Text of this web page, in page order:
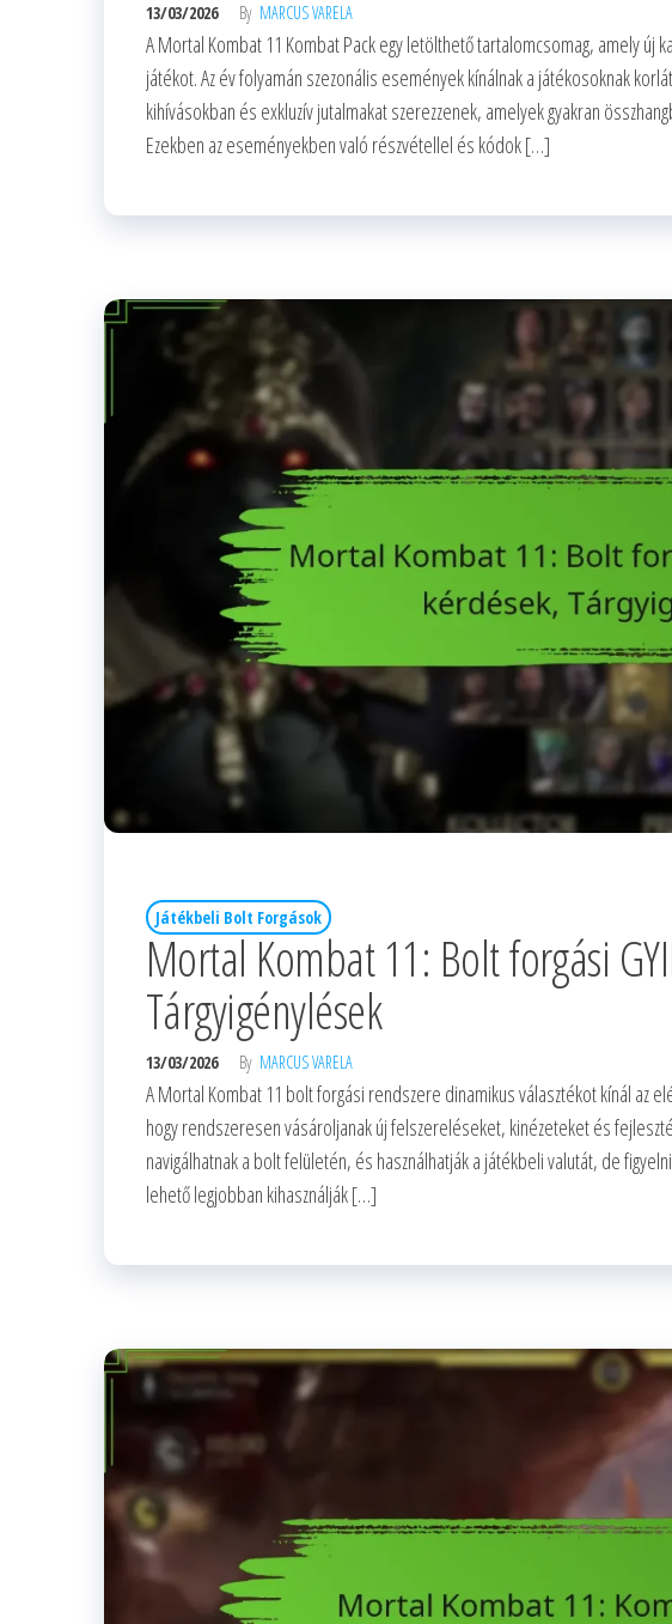
13/03/2026 By MARCUS VARELA
A Mortal Kombat 11 Kombat Pack egy letölthető tartalomcsomag, amely új
játékot. Az év folyamán szezonális események kínálnak a játékosoknak
kihívásokban és exkluzív jutalmakat szerezzenek, amelyek gyakran
Ezekben az eseményekben való részvétellel és kódok […]
Játékbeli Bolt Forgások
Mortal Kombat 11: Bolt forgási
Tárgyigénylések
13/03/2026 By MARCUS VARELA
A Mortal Kombat 11 bolt forgási rendszere dinamikus választékot kínál az
hogy rendszeresen vásároljanak új felszereléseket, kinézeteket és
navigálhatnak a bolt felületén, és használhatják a játékbeli valutát, de
lehető legjobban kihasználják […]